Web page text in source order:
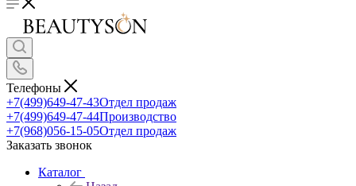
Телефоны
+7(499)649-47-43Отдел продаж
+7(499)649-47-44Производство
+7(968)056-15-05Отдел продаж
Заказать звонок
Каталог